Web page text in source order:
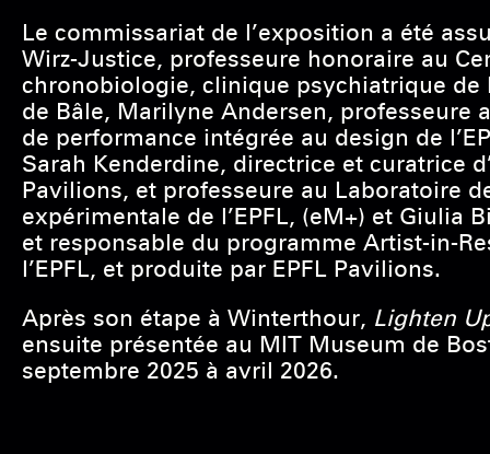
Le commissariat de l’exposition a été
Wirz-Justice, professeure honoraire au
chronobiologie, clinique psychiatrique de
de Bâle, Marilyne Andersen, professeure
de performance intégrée au design de
Sarah Kenderdine, directrice et curatrice
Pavilions, et professeure au Laboratoire
expérimentale de l’EPFL, (eM+) et Giulia
et responsable du programme Artist-in-
l’EPFL, et produite par EPFL Pavilions.
Après son étape à Winterthour, Lighten
ensuite présentée au MIT Museum de
septembre 2025 à avril 2026.